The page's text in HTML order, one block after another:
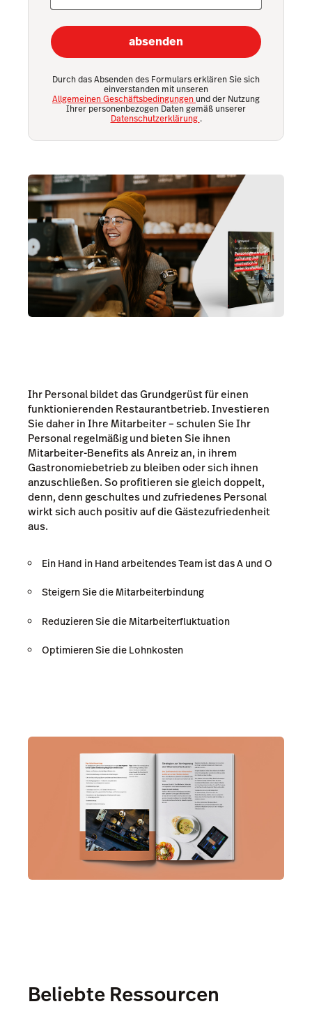
absenden
Durch das Absenden des Formulars erklären Sie sich
einverstanden mit unseren
Allgemeinen Geschäftsbedingungen und der Nutzung
Ihrer personenbezogen Daten gemäß unserer
Datenschutzerklärung .
Ihr Personal bildet das Grundgerüst für einen
funktionierenden Restaurantbetrieb. Investieren
Sie daher in Ihre Mitarbeiter – schulen Sie Ihr
Personal regelmäßig und bieten Sie ihnen
Mitarbeiter-Benefits als Anreiz an, in ihrem
Gastronomiebetrieb zu bleiben oder sich ihnen
anzuschließen. So profitieren sie gleich doppelt,
denn, denn geschultes und zufriedenes Personal
wirkt sich auch positiv auf die Gästezufriedenheit
aus.
Ein Hand in Hand arbeitendes Team ist das A und O
Steigern Sie die Mitarbeiterbindung
Reduzieren Sie die Mitarbeiterfluktuation
Optimieren Sie die Lohnkosten
Beliebte Ressourcen